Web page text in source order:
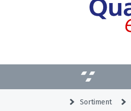
Sortiment